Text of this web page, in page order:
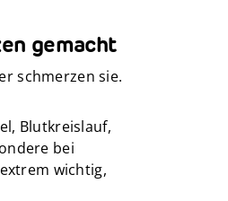
gemacht
schmerzen sie.
Blutkreislauf,
bei
wichtig,